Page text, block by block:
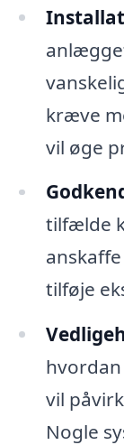
kræve
vil øge
tilfælde
tilføje
vil
Nogle